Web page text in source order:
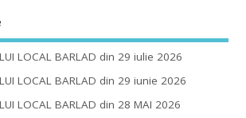
LOCAL BARLAD din 29 iulie 2026
LOCAL BARLAD din 29 iunie 2026
LOCAL BARLAD din 28 MAI 2026